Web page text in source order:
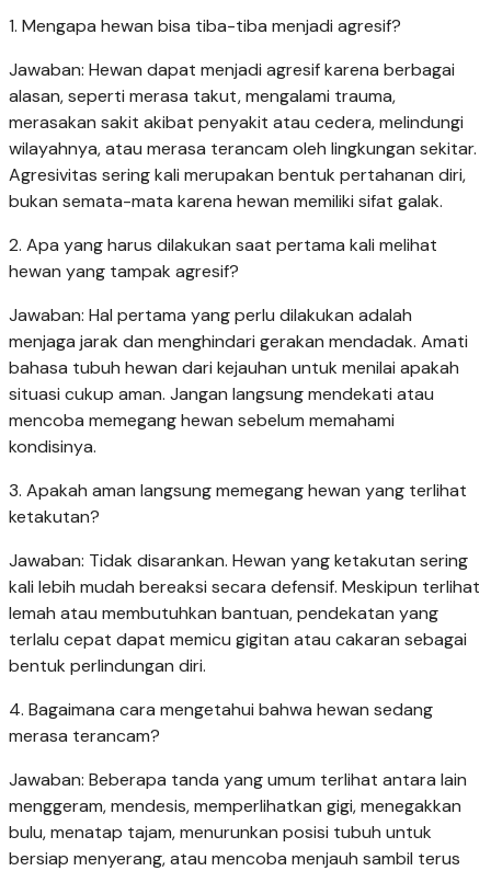
1. Mengapa hewan bisa tiba-tiba menjadi agresif?
Jawaban: Hewan dapat menjadi agresif karena berbagai
alasan, seperti merasa takut, mengalami trauma,
merasakan sakit akibat penyakit atau cedera, melindungi
wilayahnya, atau merasa terancam oleh lingkungan sekitar.
Agresivitas sering kali merupakan bentuk pertahanan diri,
bukan semata-mata karena hewan memiliki sifat galak.
2. Apa yang harus dilakukan saat pertama kali melihat
hewan yang tampak agresif?
Jawaban: Hal pertama yang perlu dilakukan adalah
menjaga jarak dan menghindari gerakan mendadak. Amati
bahasa tubuh hewan dari kejauhan untuk menilai apakah
situasi cukup aman. Jangan langsung mendekati atau
mencoba memegang hewan sebelum memahami
kondisinya.
3. Apakah aman langsung memegang hewan yang terlihat
ketakutan?
Jawaban: Tidak disarankan. Hewan yang ketakutan sering
kali lebih mudah bereaksi secara defensif. Meskipun terlihat
lemah atau membutuhkan bantuan, pendekatan yang
terlalu cepat dapat memicu gigitan atau cakaran sebagai
bentuk perlindungan diri.
4. Bagaimana cara mengetahui bahwa hewan sedang
merasa terancam?
Jawaban: Beberapa tanda yang umum terlihat antara lain
menggeram, mendesis, memperlihatkan gigi, menegakkan
bulu, menatap tajam, menurunkan posisi tubuh untuk
bersiap menyerang, atau mencoba menjauh sambil terus